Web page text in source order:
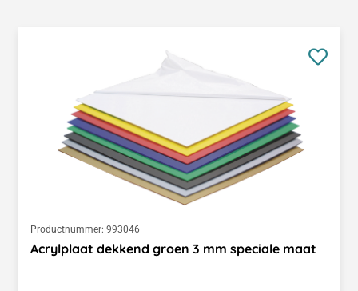
Productnummer: 993046
Acrylplaat dekkend groen 3 mm speciale maat